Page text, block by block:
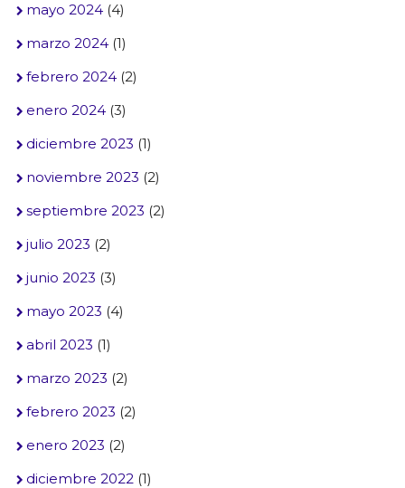
mayo 2024(4)
marzo 2024(1)
febrero 2024(2)
enero 2024(3)
diciembre 2023 (1)
noviembre 2023 (2)
septiembre 2023 (2)
julio 2023 (2)
junio 2023 (3)
mayo 2023 (4)
abril 2023 (1)
marzo 2023 (2)
febrero 2023 (2)
enero 2023 (2)
diciembre 2022(1)